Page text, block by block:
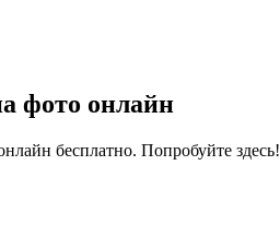
фото онлайн
бесплатно. Попробуйте здесь!